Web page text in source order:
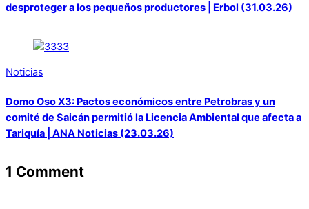
desproteger a los pequeños productores | Erbol (31.03.26)
Noticias
Domo Oso X3: Pactos económicos entre Petrobras y un
comité de Saicán permitió la Licencia Ambiental que afecta a
Tariquía | ANA Noticias (23.03.26)
1 Comment